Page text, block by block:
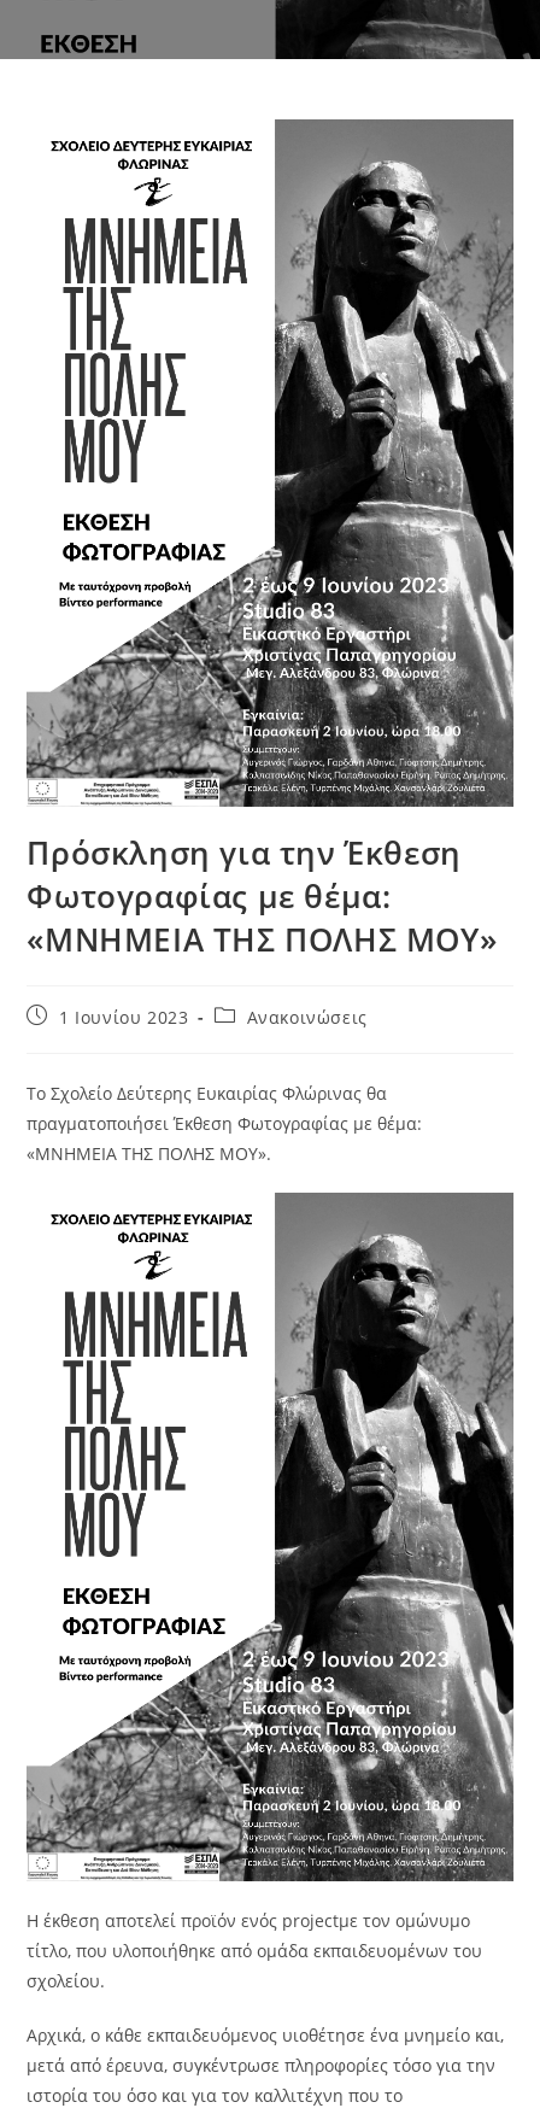
Πρόσκληση για την Έκθεση
Φωτογραφίας με θέμα:
«ΜΝΗΜΕΙΑ ΤΗΣ ΠΟΛΗΣ ΜΟΥ»
Post1 Ιουνίου 2023
PostΑνακοινώσεις
Το Σχολείο Δεύτερης Ευκαιρίας Φλώρινας θα
πραγματοποιήσει Έκθεση Φωτογραφίας με θέμα:
«ΜΝΗΜΕΙΑ ΤΗΣ ΠΟΛΗΣ ΜΟΥ».
Η έκθεση αποτελεί προϊόν ενός projectμε τον ομώνυμο
τίτλο, που υλοποιήθηκε από ομάδα εκπαιδευομένων του
σχολείου.
Αρχικά, ο κάθε εκπαιδευόμενος υιοθέτησε ένα μνημείο και,
μετά από έρευνα, συγκέντρωσε πληροφορίες τόσο για την
ιστορία του όσο και για τον καλλιτέχνη που το